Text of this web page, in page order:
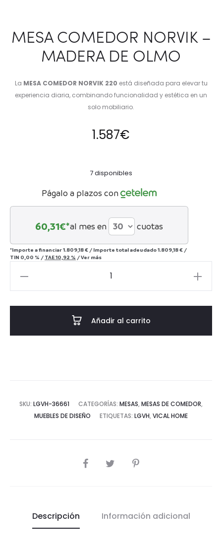
MESA COMEDOR NORVIK –
MADERA DE OLMO
La MESA COMEDOR NORVIK 220 está diseñada para elevar tu
experiencia diaria, combinando funcionalidad y estética en un
solo mobiliario.
1.587€
7 disponibles
Págalo a plazos con
60,31€*al mes en cuotas
*Importe a financiar1.809,18 € / Importe total adeudado1.809,18 € /
TIN 0,00 % / TAE10,92 % /Ver más
Añadir al carrito
SKU: LGVH-36661 CATEGORÍAS: MESAS, MESAS DE COMEDOR,
MUEBLES DE DISEÑO
ETIQUETAS: LGVH, VICAL HOME
COMPARTIR
Descripción Información adicional